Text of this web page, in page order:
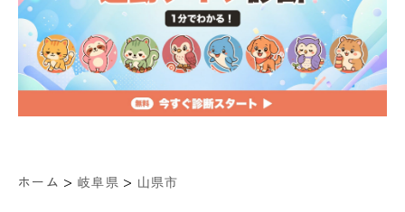
ホーム > 岐阜県 > 山県市